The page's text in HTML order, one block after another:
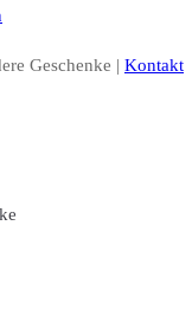
Geschenke | Kontakt